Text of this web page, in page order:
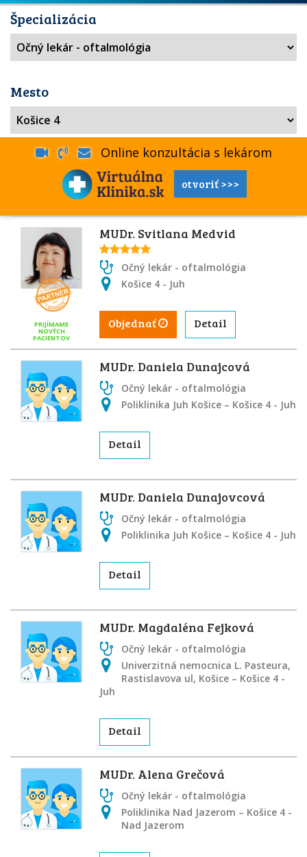
Špecializácia
Mesto
Online konzultácia s lekárom
otvoriť >>>
PRIJÍMAME
NOVÝCH
PACIENTOV
MUDr. Svitlana Medvid
Očný lekár - oftalmológia
Košice 4 - Juh
Objednať Detail
MUDr. Daniela Dunajcová
Očný lekár - oftalmológia
Poliklinika Juh Košice – Košice 4 - Juh
Detail
MUDr. Daniela Dunajovcová
Očný lekár - oftalmológia
Poliklinika Juh Košice – Košice 4 - Juh
Detail
MUDr. Magdaléna Fejková
Očný lekár - oftalmológia
Univerzitná nemocnica L. Pasteura,
Rastislavova ul, Košice – Košice 4 -
Juh
Detail
MUDr. Alena Grečová
Očný lekár - oftalmológia
Poliklinika Nad Jazerom – Košice 4 -
Nad Jazerom